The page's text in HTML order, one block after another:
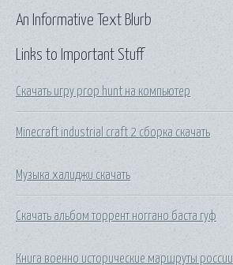
Links to Important Stuff
Скачать игру prop hunt на компьютер
Minecraft industrial craft 2 сборка скачать
Музыка халиджи скачать
Скачать альбом торрент ноггано баста гуф
Книга военно исторические маршруты россии
An Informative Text Blurb